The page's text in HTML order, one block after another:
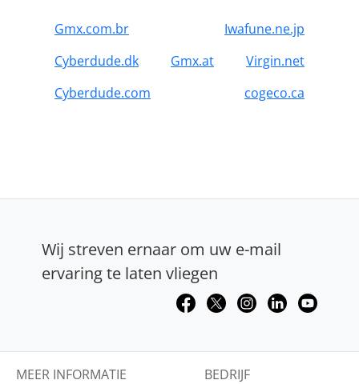
Gmx.com.br
Iwafune.ne.jp
Cyberdude.dk
Gmx.at
Virgin.net
Cyberdude.com
cogeco.ca
Wij streven ernaar om uw e-mail
ervaring te laten vliegen
MEER INFORMATIE BEDRIJF